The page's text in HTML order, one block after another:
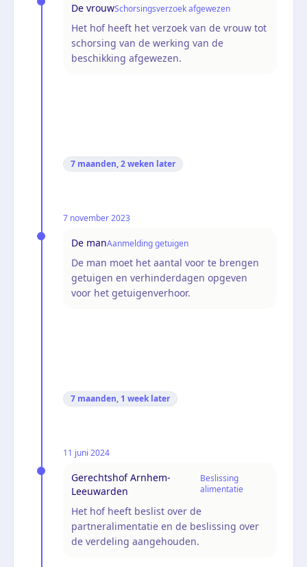
De vrouwSchorsingsverzoek afgewezen
Het hof heeft het verzoek van de vrouw tot
schorsing van de werking van de
beschikking afgewezen.
7 maanden, 2 weken later
7 november 2023
De manAanmelding getuigen
De man moet het aantal voor te brengen
getuigen en verhinderdagen opgeven
voor het getuigenverhoor.
7 maanden, 1 week later
11 juni 2024
Gerechtshof Arnhem-
Leeuwarden
Beslissing
alimentatie
Het hof heeft beslist over de
partneralimentatie en de beslissing over
de verdeling aangehouden.